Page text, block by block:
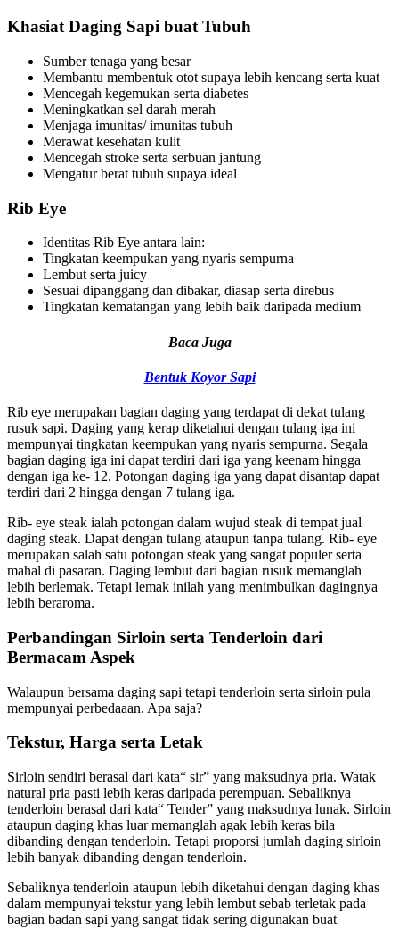
Khasiat Daging Sapi buat Tubuh
Sumber tenaga yang besar
Membantu membentuk otot supaya lebih kencang serta kuat
Mencegah kegemukan serta diabetes
Meningkatkan sel darah merah
Menjaga imunitas/ imunitas tubuh
Merawat kesehatan kulit
Mencegah stroke serta serbuan jantung
Mengatur berat tubuh supaya ideal
Rib Eye
Identitas Rib Eye antara lain:
Tingkatan keempukan yang nyaris sempurna
Lembut serta juicy
Sesuai dipanggang dan dibakar, diasap serta direbus
Tingkatan kematangan yang lebih baik daripada medium
Baca Juga
Bentuk Koyor Sapi
Rib eye merupakan bagian daging yang terdapat di dekat tulang
rusuk sapi. Daging yang kerap diketahui dengan tulang iga ini
mempunyai tingkatan keempukan yang nyaris sempurna. Segala
bagian daging iga ini dapat terdiri dari iga yang keenam hingga
dengan iga ke- 12. Potongan daging iga yang dapat disantap dapat
terdiri dari 2 hingga dengan 7 tulang iga.
Rib- eye steak ialah potongan dalam wujud steak di tempat jual
daging steak. Dapat dengan tulang ataupun tanpa tulang. Rib- eye
merupakan salah satu potongan steak yang sangat populer serta
mahal di pasaran. Daging lembut dari bagian rusuk memanglah
lebih berlemak. Tetapi lemak inilah yang menimbulkan dagingnya
lebih beraroma.
Perbandingan Sirloin serta Tenderloin dari
Bermacam Aspek
Walaupun bersama daging sapi tetapi tenderloin serta sirloin pula
mempunyai perbedaaan. Apa saja?
Tekstur, Harga serta Letak
Sirloin sendiri berasal dari kata“ sir” yang maksudnya pria. Watak
natural pria pasti lebih keras daripada perempuan. Sebaliknya
tenderloin berasal dari kata“ Tender” yang maksudnya lunak. Sirloin
ataupun daging khas luar memanglah agak lebih keras bila
dibanding dengan tenderloin. Tetapi proporsi jumlah daging sirloin
lebih banyak dibanding dengan tenderloin.
Sebaliknya tenderloin ataupun lebih diketahui dengan daging khas
dalam mempunyai tekstur yang lebih lembut sebab terletak pada
bagian badan sapi yang sangat tidak sering digunakan buat